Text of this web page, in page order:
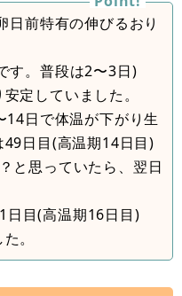
前特有の伸びるおり
す。普段は2〜3日)
定していました。
14日で体温が下がり生
日目(高温期14日目)
と思っていたら、翌日
日目(高温期16日目)
。